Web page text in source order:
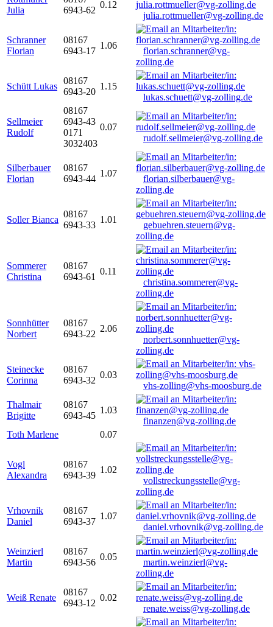
Julia
6943-62
0.12
julia.rottmueller@vg-zolling.de
Schranner
Florian
08167
6943-17
1.06
florian.schranner@vg-
zolling.de
Schütt Lukas
08167
6943-20
1.15
lukas.schuett@vg-zolling.de
Sellmeier
Rudolf
08167
6943-43
0171
3032403
0.07
rudolf.sellmeier@vg-zolling.de
Silberbauer
Florian
08167
6943-44
1.07
florian.silberbauer@vg-
zolling.de
Soller Bianca
08167
6943-33
1.01
gebuehren.steuern@vg-
zolling.de
Sommerer
Christina
08167
6943-61
0.11
christina.sommerer@vg-
zolling.de
Sonnhütter
Norbert
08167
6943-22
2.06
norbert.sonnhuetter@vg-
zolling.de
Steinecke
Corinna
08167
6943-32
0.03
vhs-zolling@vhs-moosburg.de
Thalmair
Brigitte
08167
6943-45
1.03
finanzen@vg-zolling.de
Toth Marlene
0.07
Vogl
Alexandra
08167
6943-39
1.02
vollstreckungsstelle@vg-
zolling.de
Vrhovnik
Daniel
08167
6943-37
1.07
daniel.vrhovnik@vg-zolling.de
Weinzierl
Martin
08167
6943-56
0.05
martin.weinzierl@vg-
zolling.de
Weiß Renate
08167
6943-12
0.02
renate.weiss@vg-zolling.de